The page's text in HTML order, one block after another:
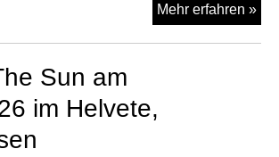
Mehr erfahren »
am
Sun am
im Helvete,